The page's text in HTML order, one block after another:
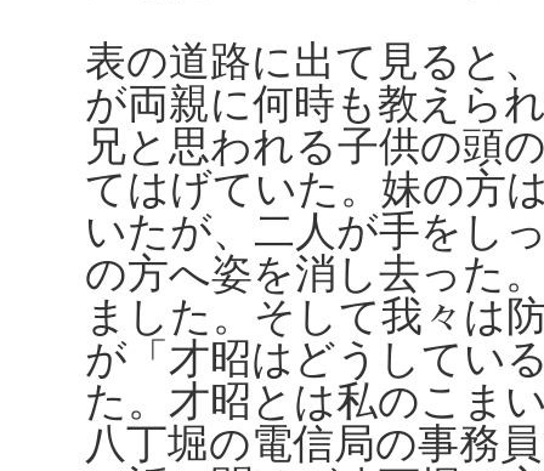
表の道路に出て見ると
が両親に何時も教えら
兄と思われる子供の頭
てはげていた。妹の方
いたが、二人が手をし
の方へ姿を消し去った
ました。そして我々は
が「才昭はどうしてい
た。才昭とは私のこま
八丁堀の電信局の事務